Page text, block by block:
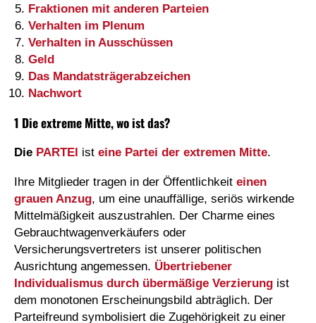
Fraktionen mit anderen Parteien
Verhalten im Plenum
Verhalten in Ausschüssen
Geld
Das Mandatsträgerabzeichen
Nachwort
1 Die extreme Mitte, wo ist das?
Die PARTEI ist eine Partei der extremen Mitte.
Ihre Mitglieder tragen in der Öffentlichkeit einen
grauen Anzug, um eine unauffällige, seriös wirkende
Mittelmäßigkeit auszustrahlen. Der Charme eines
Gebrauchtwagenverkäufers oder
Versicherungsvertreters ist unserer politischen
Ausrichtung angemessen. Übertriebener
Individualismus durch übermäßige Verzierung ist
dem monotonen Erscheinungsbild abträglich. Der
Parteifreund symbolisiert die Zugehörigkeit zu einer